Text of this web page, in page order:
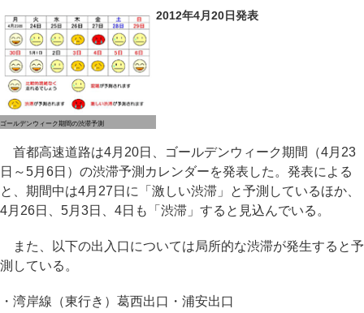
ゴールデンウィーク期間の渋滞予測
2012年4月20日発表
首都高速道路は4月20日、ゴールデンウィーク期間（4月23
日～5月6日）の渋滞予測カレンダーを発表した。発表による
と、期間中は4月27日に「激しい渋滞」と予測しているほか、
4月26日、5月3日、4日も「渋滞」すると見込んでいる。
また、以下の出入口については局所的な渋滞が発生すると予
測している。
・湾岸線（東行き）葛西出口・浦安出口